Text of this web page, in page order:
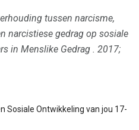
tussen narcisme,
narcistiese gedrag op sosiale
in Menslike Gedrag . 2017;
Sosiale Ontwikkeling van jou 17-